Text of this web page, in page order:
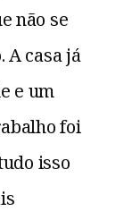
não se
A casa já
e um
foi
isso